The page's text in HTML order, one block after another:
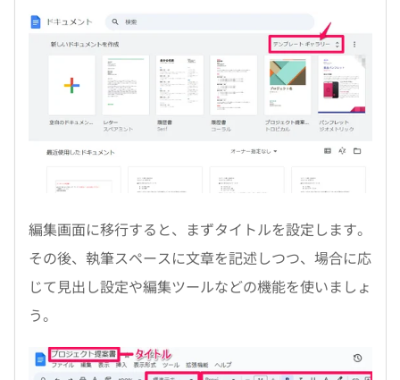
編集画面に移行すると、まずタイトルを設定します。
その後、執筆スペースに文章を記述しつつ、場合に応
じて見出し設定や編集ツールなどの機能を使いましょ
う。